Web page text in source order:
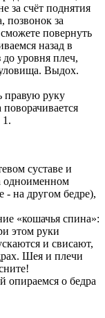
за счёт поднятия
позвонок за
повернуть
назад в
уровня плеч,
Выдох.
правую руку
суставе и
одноименном
- на другом бедре),
«кошачья спина»:
этом руки
и свисают,
Шея и плечи
опираемся о бедра